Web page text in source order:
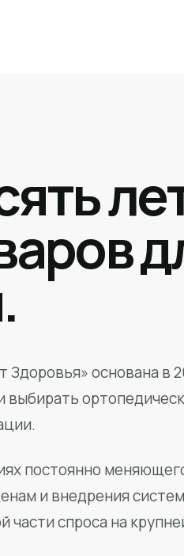
основана в
постоянно
и внедрения
части спроса на